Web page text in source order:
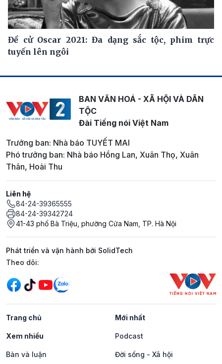
Đề cử Oscar 2021: Đa dạng sắc tộc, phim trực
tuyến lên ngôi
BAN VĂN HOÁ - XÃ HỘI VÀ DÂN
TỘC
Đài Tiếng nói Việt Nam
Trưởng ban: Nhà báo TUYẾT MAI
Phó trưởng ban: Nhà báo Hồng Lan, Xuân Thọ, Xuân
Thân, Hoài Thu
Liên hệ
84-24-39365555
84-24-39342724
41-43 phố Bà Triệu, phường Cửa Nam, TP. Hà Nội
Phát triển và vận hành bởi SolidTech
Mạng xã hội
Theo dõi:
Trang chủ Mới nhất
Xem nhiều Podcast
Bàn và luận Đời sống - Xã hội